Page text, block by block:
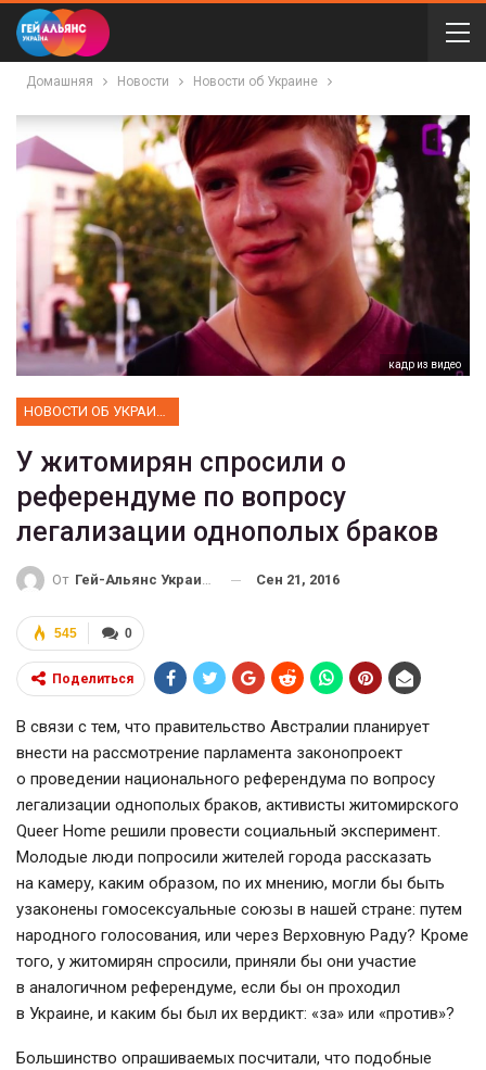
Домашняя Новости Новости об Украине
кадр из видео
У житомирян спросили о
референдуме по вопросу
легализации однополых браков
От Гей-Альянс Украина Сен 21, 2016
0
545
Поделиться
В связи с тем, что правительство Австралии планирует
внести на рассмотрение парламента законопроект
о проведении национального референдума по вопросу
легализации однополых браков, активисты житомирского
Queer Home решили провести социальный эксперимент.
Молодые люди попросили жителей города рассказать
на камеру, каким образом, по их мнению, могли бы быть
узаконены гомосексуальные союзы в нашей стране: путем
народного голосования, или через Верховную Раду? Кроме
того, у житомирян спросили, приняли бы они участие
в аналогичном референдуме, если бы он проходил
в Украине, и каким бы был их вердикт: «за» или «против»?
Большинство опрашиваемых посчитали, что подобные